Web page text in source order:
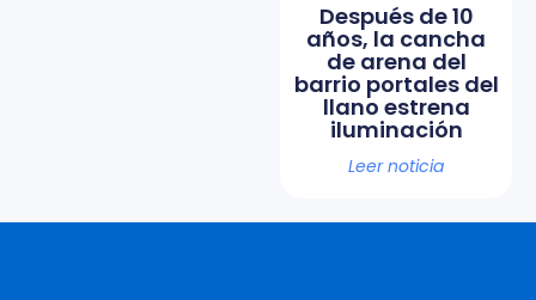
Después de 10
años, la cancha
de arena del
barrio portales del
llano estrena
iluminación
Leer noticia